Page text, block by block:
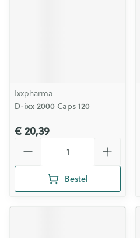
Ixxpharma
D-ixx 2000 Caps 120
€ 20,39
Bestel